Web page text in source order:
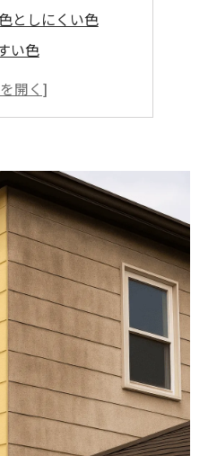
としにくい色
い色
い色
下
のポイント
を選ぶ
する
ナンス